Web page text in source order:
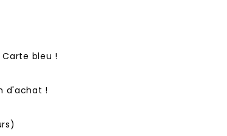
Carte bleu !
d'achat !